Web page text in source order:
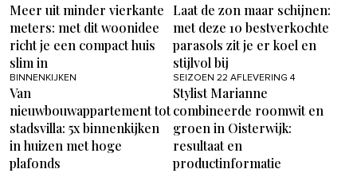
Meer uit minder vierkante
meters: met dit woonidee
richt je een compact huis
slim in
Laat de zon maar schijnen:
met deze 10 bestverkochte
parasols zit je er koel en
stijlvol bij
BINNENKIJKEN
Van
nieuwbouwappartement tot
stadsvilla: 5x binnenkijken
in huizen met hoge
plafonds
SEIZOEN 22 AFLEVERING 4
Stylist Marianne
combineerde roomwit en
groen in Oisterwijk:
resultaat en
productinformatie